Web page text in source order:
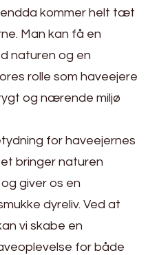
kommer helt tæt
Man kan få en
naturen og en
rolle som haveejere
og nærende miljø
for haveejernes
bringer naturen
giver os en
dyreliv. Ved at
vi skabe en
for både